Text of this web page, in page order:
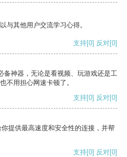
与其他用户交流学习心得。
支持[0] 反对[0]
备神器，无论是看视频、玩游戏还是工
不用担心网速卡顿了。
支持[0] 反对[0]
提供最高速度和安全性的连接，并帮
支持[0] 反对[0]